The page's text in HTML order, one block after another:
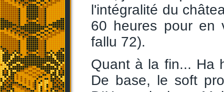
l'intégralité du
60 heures pour en
fallu 72).
Quant à la fin... Ha
De base, le soft